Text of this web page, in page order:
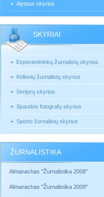
Alytaus skyrius
SKYRIAI
Esperantininkų žurnalistų skyrius
Kelionių žurnalistų skyrius
Senjorų skyrius
Spaudos fotografų skyrius
Sporto žurnalistų skyrius
ŽURNALISTIKA
Almanachas "Žurnalistika 2008"
Almanachas "Žurnalistika 2009"